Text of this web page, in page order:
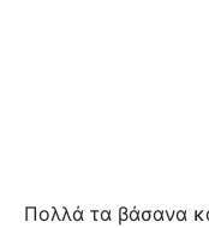
Πολλά τα βάσανα